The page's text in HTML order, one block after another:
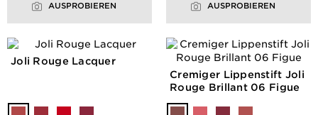
AUSPROBIEREN AUSPROBIEREN
Joli Rouge Lacquer
Cremiger Lippenstift Joli
Rouge Brillant 06 Figue